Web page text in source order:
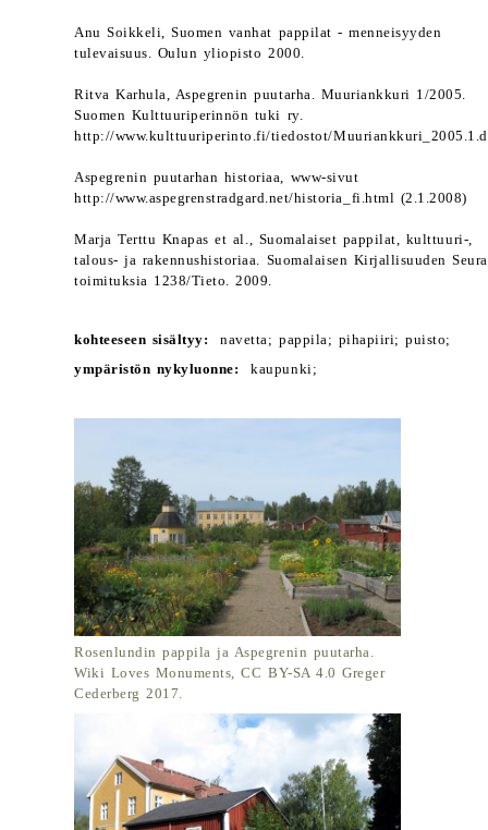
Anu Soikkeli, Suomen vanhat pappilat - menneisyyden
tulevaisuus. Oulun yliopisto 2000.
Ritva Karhula, Aspegrenin puutarha. Muuriankkuri 1/2005.
Suomen Kulttuuriperinnön tuki ry.
http://www.kulttuuriperinto.fi/tiedostot/
Aspegrenin puutarhan historiaa, www-sivut
http://www.aspegrenstradgard.net/historia_fi.html (2.1.2008)
Marja Terttu Knapas et al., Suomalaiset pappilat, kulttuuri-,
talous- ja rakennushistoriaa. Suomalaisen Kirjallisuuden
toimituksia 1238/Tieto. 2009.
kohteeseen sisältyy: navetta; pappila; pihapiiri; puisto;
ympäristön nykyluonne: kaupunki;
Rosenlundin pappila ja Aspegrenin puutarha.
Wiki Loves Monuments, CC BY-SA 4.0 Greger
Cederberg 2017.